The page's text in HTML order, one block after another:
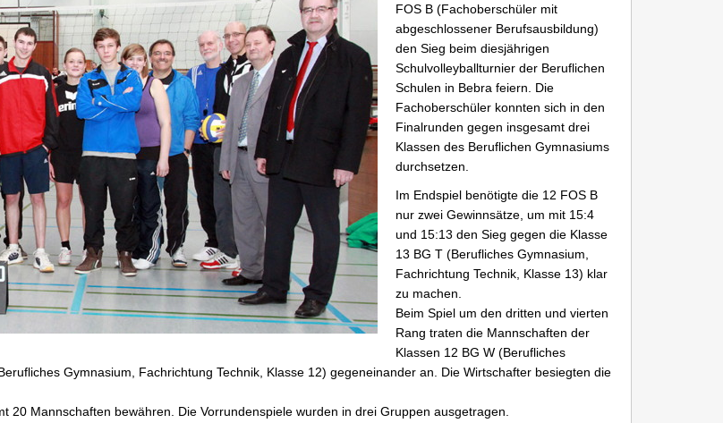
FOS B (Fachoberschüler mit
abgeschlossener Berufsausbildung)
den Sieg beim diesjährigen
Schulvolleyballturnier der Beruflichen
Schulen in Bebra feiern. Die
Fachoberschüler konnten sich in den
Finalrunden gegen insgesamt drei
Klassen des Beruflichen Gymnasiums
durchsetzen.
Im Endspiel benötigte die 12 FOS B
nur zwei Gewinnsätze, um mit 15:4
und 15:13 den Sieg gegen die Klasse
13 BG T (Berufliches Gymnasium,
Fachrichtung Technik, Klasse 13) klar
zu machen.
Beim Spiel um den dritten und vierten
Rang traten die Mannschaften der
Klassen 12 BG W (Berufliches
Gymnasium, Fachrichtung Technik, Klasse 12) gegeneinander an. Die Wirtschafter besiegten die
Mannschaften bewähren. Die Vorrundenspiele wurden in drei Gruppen ausgetragen.